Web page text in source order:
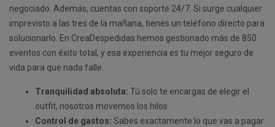
negociado. Además, cuentas con soporte 24/7. Si surge cualquier
imprevisto a las tres de la mañana, tienes un teléfono directo para
solucionarlo. En CreaDespedidas hemos gestionado más de 850
eventos con éxito total, y esa experiencia es tu mejor seguro de
vida para que nada falle.
Tranquilidad absoluta: Tú solo te encargas de elegir el
outfit, nosotros movemos los hilos.
Control de gastos: Sabes exactamente lo que vas a pagar